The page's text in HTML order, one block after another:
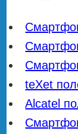
teXet
Alcatel